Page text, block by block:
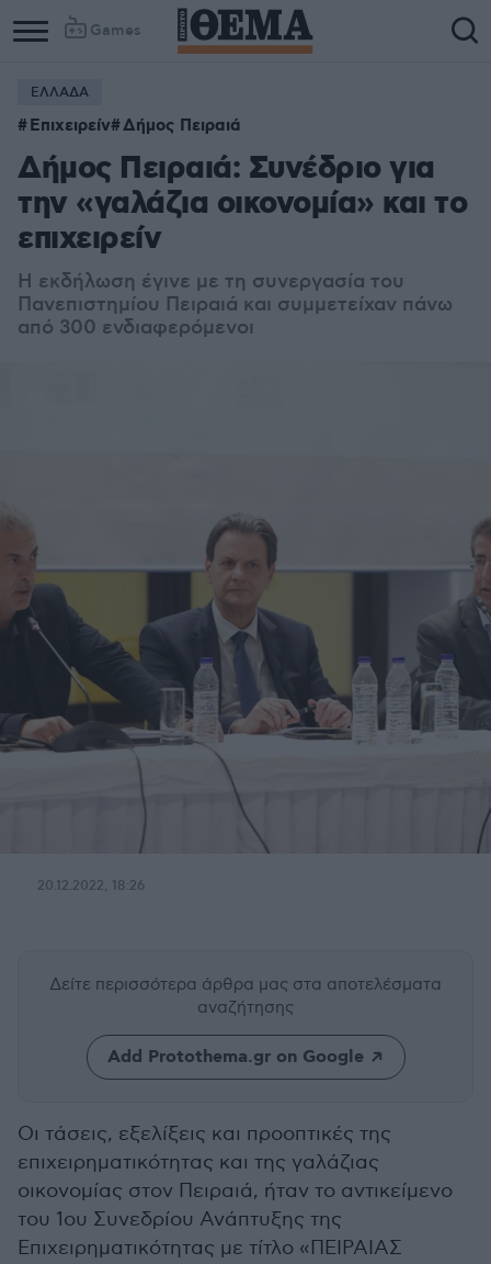
Games
ΕΛΛΑΔΑ
Επιχειρείν Δήμος Πειραιά
Δήμος Πειραιά: Συνέδριο για
την «γαλάζια οικονομία» και το
επιχειρείν
Η εκδήλωση έγινε με τη συνεργασία του
Πανεπιστημίου Πειραιά και συμμετείχαν πάνω
από 300 ενδιαφερόμενοι
20.12.2022, 18:26
Δείτε περισσότερα άρθρα μας στα αποτελέσματα
αναζήτησης
Add Protothema.gr on Google
Οι τάσεις, εξελίξεις και προοπτικές της
επιχειρηματικότητας και της γαλάζιας
οικονομίας στον Πειραιά, ήταν το αντικείμενο
του 1ου Συνεδρίου Ανάπτυξης της
Επιχειρηματικότητας με τίτλο «ΠΕΙΡΑΙΑΣ